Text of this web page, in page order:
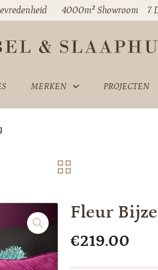
4000m² Showroom 7
MERKEN PROJECTEN
Fleur
€219.00